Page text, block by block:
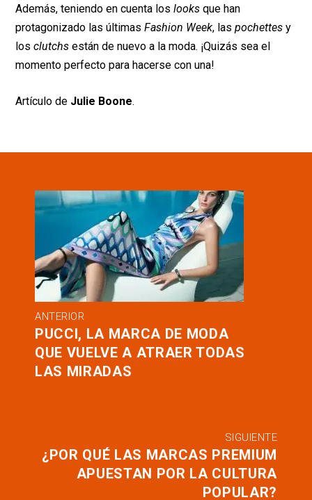
Además, teniendo en cuenta los looks que han
protagonizado las últimasFashion Week, laspochettes y
losclutchs están de nuevo a la moda. ¡Quizás sea el
momento perfecto para hacerse con una!
Artículo de Julie Boone.
ANTERIOR
PUCCI, LA MARCA DE MODA
QUE VUELVE A ATRAER TODAS
LAS MIRADAS
SIGUIENTE
¿POR QUÉ LAS MARCAS PREMIUM
APUESTAN POR LA CULTURA
POPULAR?